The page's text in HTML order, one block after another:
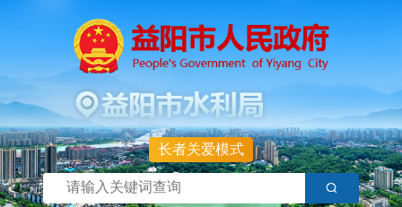
长者关爱模式